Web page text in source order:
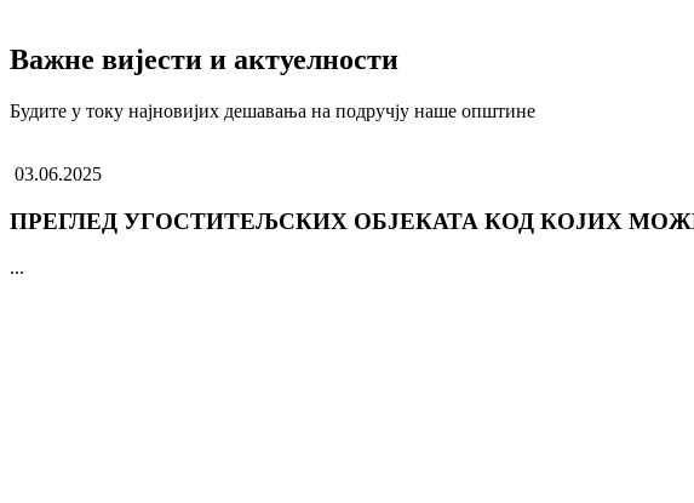
Важне вијести и актуелности
Будите у току најновијих дешавања на подручју наше општине
03.06.2025
ПРЕГЛЕД УГОСТИТЕЉСКИХ ОБЈЕКАТА КОД КОЈИХ
...